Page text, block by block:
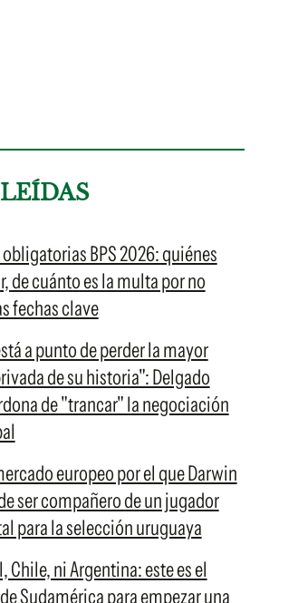
BPS 2026: quiénes
de cuánto es la multa por no
fechas clave
a punto de perder la mayor
de su historia": Delgado
de "trancar" la negociación
europeo por el que Darwin
ser compañero de un jugador
para la selección uruguaya
Chile, ni Argentina: este es el
Sudamérica para empezar una